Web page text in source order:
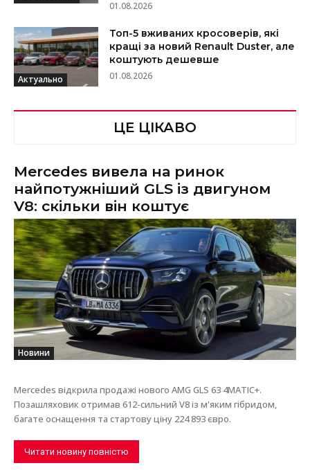
01.08.2026
Актуально
Топ-5 вживаних кросоверів, які
кращі за новий Renault Duster, але
коштують дешевше
01.08.2026
ЦЕ ЦІКАВО
Mercedes вивела на ринок
найпотужніший GLS із двигуном
V8: скільки він коштує
Новини
Mercedes відкрила продажі нового AMG GLS 63 4MATIC+.
Позашляховик отримав 612-сильний V8 із м'яким гібридом,
багате оснащення та стартову ціну 224 893 євро.
Читати новину повністю